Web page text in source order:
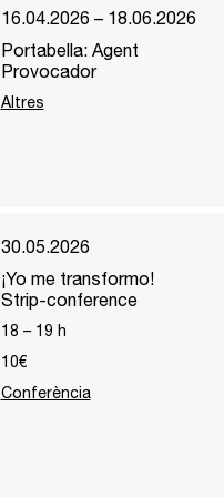
16.04.2026 – 18.06.2026
Portabella: Agent
Provocador
Altres
30.05.2026
¡Yo me transformo!
Strip-conference
18 – 19 h
10€
Conferència